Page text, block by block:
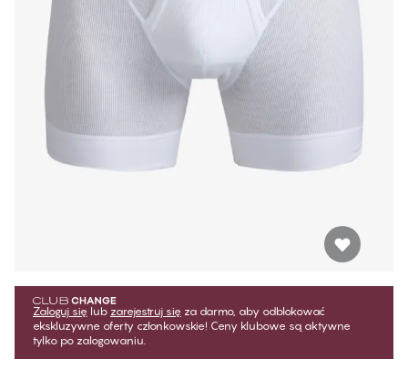
Zaloguj się lub zarejestruj się za darmo, aby odblokować
ekskluzywne oferty członkowskie! Ceny klubowe są aktywne
tylko po zalogowaniu.